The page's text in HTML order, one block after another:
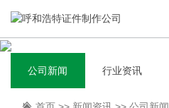
公司新闻 行业资讯